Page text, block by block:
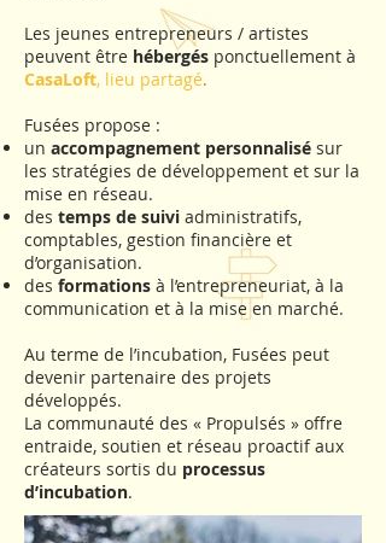
Les jeunes entrepreneurs / artistes
peuvent être hébergés ponctuellement à
CasaLoft, lieu partagé.
Fusées propose :
un accompagnement personnalisé sur
les stratégies de développement et sur la
mise en réseau.
des temps de suivi administratifs,
comptables, gestion financière et
d’organisation.
des formations à l’entrepreneuriat, à la
communication et à la mise en marché.
Au terme de l’incubation, Fusées peut
devenir partenaire des projets
développés.
La communauté des « Propulsés » offre
entraide, soutien et réseau proactif aux
créateurs sortis du processus
d’incubation.